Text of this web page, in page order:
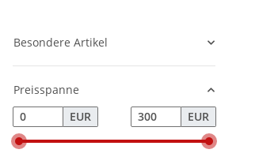
Besondere Artikel
Preisspanne
EUR
EUR